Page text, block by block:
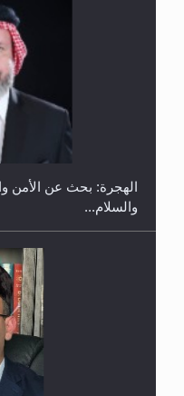
إتمام حفظ القرآن
حفل توزيع الشهادات في
الهجرة: بحث عن الأمن
والسلام...